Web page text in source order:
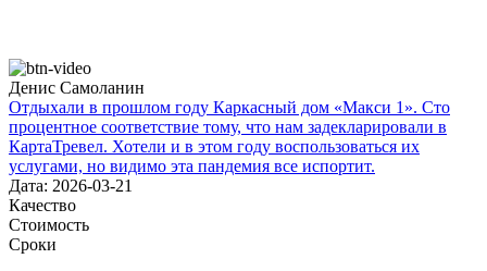
Денис Самоланин
Отдыхали в прошлом году Каркасный дом «Макси 1». Сто
процентное соответствие тому, что нам задекларировали в
КартаТревел. Хотели и в этом году воспользоваться их
услугами, но видимо эта пандемия все испортит.
Дата: 2026-03-21
Качество
Стоимость
Сроки